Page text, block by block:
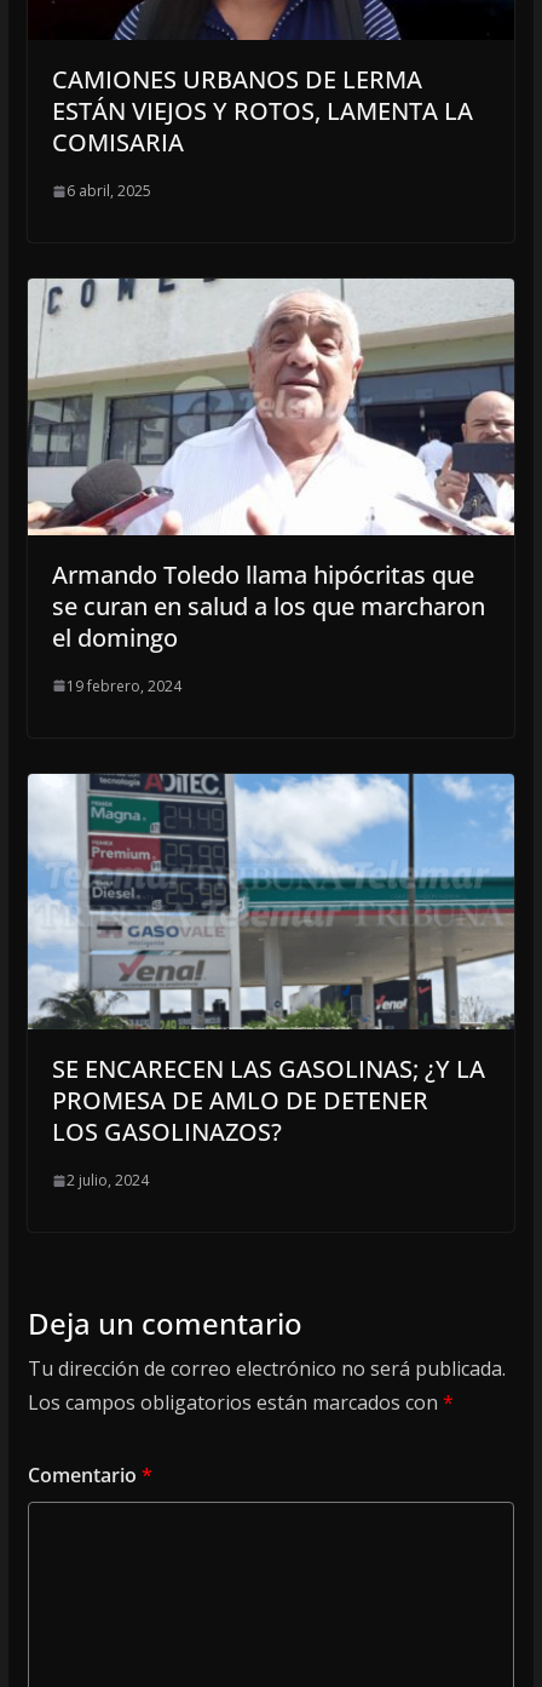
CAMIONES URBANOS DE LERMA
ESTÁN VIEJOS Y ROTOS, LAMENTA LA
COMISARIA
6 abril, 2025
Armando Toledo llama hipócritas que
se curan en salud a los que marcharon
el domingo
19 febrero, 2024
SE ENCARECEN LAS GASOLINAS; ¿Y LA
PROMESA DE AMLO DE DETENER
LOS GASOLINAZOS?
2 julio, 2024
Deja un comentario
Tu dirección de correo electrónico no será publicada.
Los campos obligatorios están marcados con *
Comentario *